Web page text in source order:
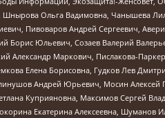
Шнырова Ольга Вадимовна, Чанышева
Пивоваров Андрей Сергеевич,
Борис Юльевич, Созаев Валерий
Александр Маркович, Пислакова-
Елена Борисовна, Гудков Лев
Андрей Юрьевич, Мосин Алексей
Куприяновна, Максимов Сергей
Екатерина Алексеевна, Шуманов